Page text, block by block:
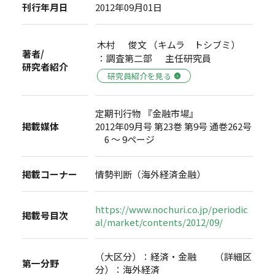
刊行年月日 2012年09月01日
著者/
研究者紹介
木村 俊文 （キムラ トシブミ）
：調査第二部 主任研究員
研究員紹介を見る
掲載媒体
定期刊行物 『金融市場』
2012年09月号 第23巻 第9号 通巻262号
6 ～ 9ページ
掲載コーナー 情勢判断（海外経済金融）
掲載号目次
https://www.nochuri.co.jp/periodic
al/market/contents/2012/09/
第一分野
（大区分）：経済・金融 （詳細区
分）：海外経済